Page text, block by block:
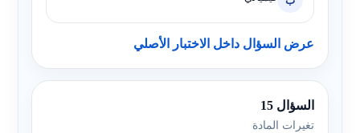
عرض السؤال داخل الاختبار الأصلي
السؤال 15
تغيرات المادة